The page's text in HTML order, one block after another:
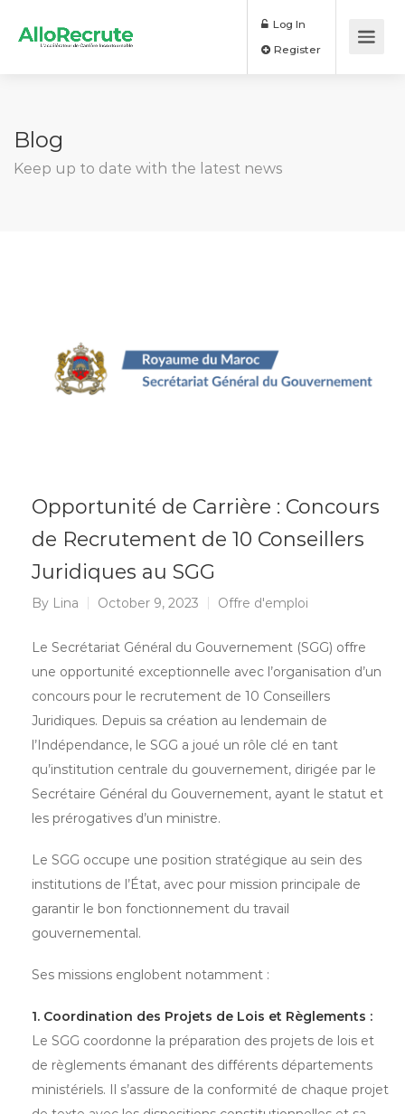
Log In
Blog
Keep up to date with the latest news
Opportunité de Carrière : Concours
de Recrutement de 10 Conseillers
Juridiques au SGG
By Lina October 9, 2023 Offre d'emploi
Le Secrétariat Général du Gouvernement (SGG) offre
une opportunité exceptionnelle avec l’organisation d’un
concours pour le recrutement de 10 Conseillers
Juridiques. Depuis sa création au lendemain de
l’Indépendance, le SGG a joué un rôle clé en tant
qu’institution centrale du gouvernement, dirigée par le
Secrétaire Général du Gouvernement, ayant le statut et
les prérogatives d’un ministre.
Le SGG occupe une position stratégique au sein des
institutions de l’État, avec pour mission principale de
garantir le bon fonctionnement du travail
gouvernemental.
Ses missions englobent notamment :
1. Coordination des Projets de Lois et Règlements :
Le SGG coordonne la préparation des projets de lois et
de règlements émanant des différents départements
ministériels. Il s’assure de la conformité de chaque projet